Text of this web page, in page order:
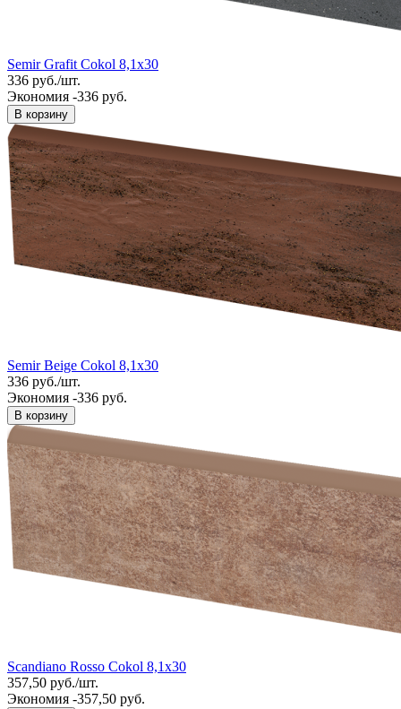
Semir Grafit Cokol 8,1x30
336 руб./шт.
Экономия -336 руб.
В корзину
Semir Beige Cokol 8,1x30
336 руб./шт.
Экономия -336 руб.
В корзину
Scandiano Rosso Cokol 8,1x30
357,50 руб./шт.
Экономия -357,50 руб.